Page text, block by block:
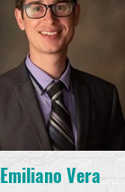
Emiliano Vera